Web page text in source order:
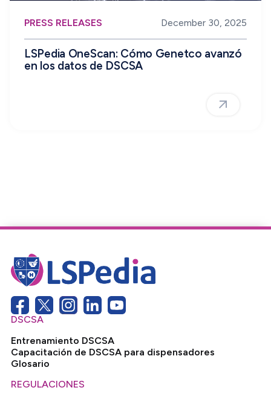
PRESS RELEASES December 30, 2025
LSPedia OneScan: Cómo Genetco avanzó
en los datos de DSCSA
DSCSA
Entrenamiento DSCSA
Capacitación de DSCSA para dispensadores
Glosario
REGULACIONES